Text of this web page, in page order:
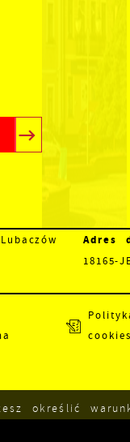
Adres
18165-
cookies
określić